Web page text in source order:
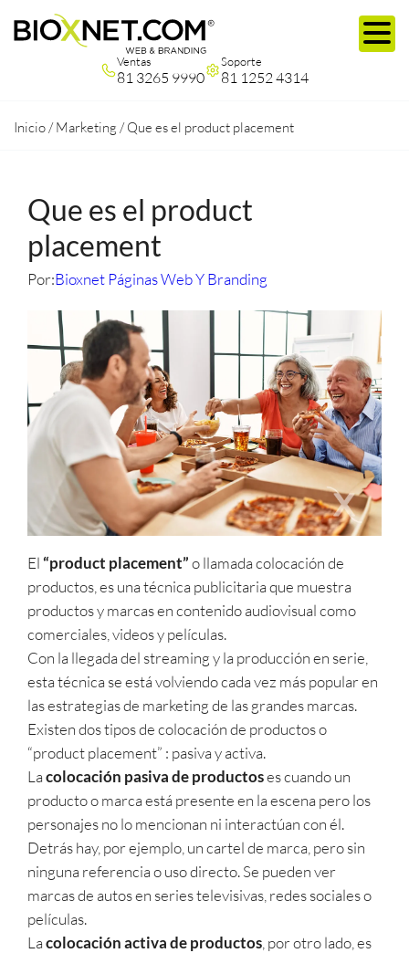
Ventas
81 3265 9990
Soporte
81 1252 4314
Inicio /Marketing /Que es el product placement
Que es el product
placement
Por:Bioxnet Páginas Web Y Branding
El“product placement”o llamada colocación de
productos, es una técnica publicitaria que muestra
productos y marcas en contenido audiovisual como
comerciales, videos y películas.
Con la llegada del streaming y la producción en serie,
esta técnica se está volviendo cada vez más popular en
las estrategias de marketing de las grandes marcas.
Existen dos tipos de colocación de productos o
“product placement” : pasiva y activa.
Lacolocación pasiva de productoses cuando un
producto o marca está presente en la escena pero los
personajes no lo mencionan ni interactúan con él.
Detrás hay, por ejemplo, un cartel de marca, pero sin
ninguna referencia o uso directo. Se pueden ver
marcas de autos en series televisivas, redes sociales o
películas.
Lacolocación activa de productos , por otro lado, es